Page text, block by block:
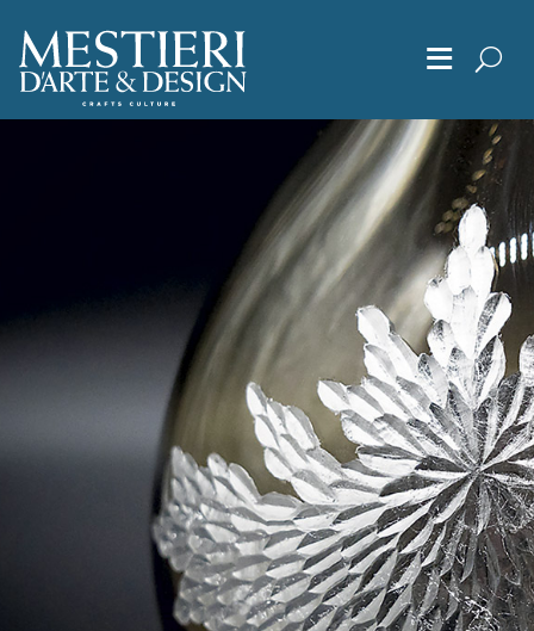
≡
Chi Siamo
Articoli
Album
Editoriali
Archivio
Contatti